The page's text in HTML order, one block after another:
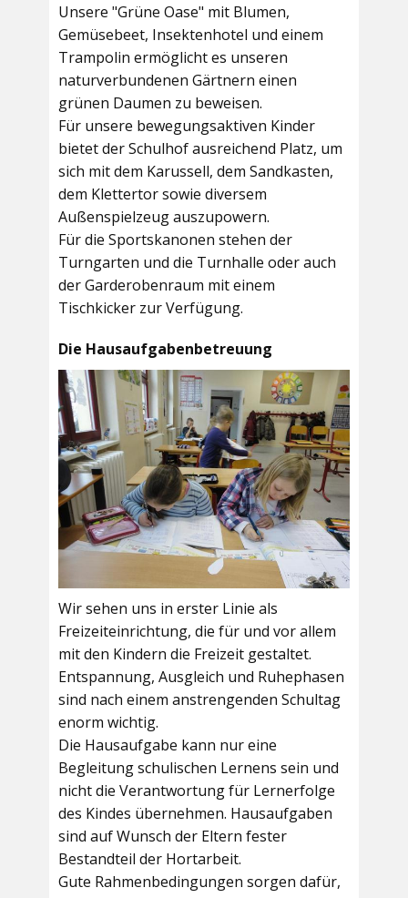
Unsere "Grüne Oase" mit Blumen,
Gemüsebeet, Insektenhotel und einem
Trampolin ermöglicht es unseren
naturverbundenen Gärtnern einen
grünen Daumen zu beweisen.
Für unsere bewegungsaktiven Kinder
bietet derSchulhofausreichend Platz, um
sich mit dem Karussell, dem Sandkasten,
dem Klettertor sowie diversem
Außenspielzeug auszupowern.
Für die Sportskanonen stehen der
Turngarten und die Turnhalle oder auch
derGarderobenraum mit einem
Tischkicker zur Verfügung.
Die Hausaufgabenbetreuung
Wir sehen uns in erster Linie als
Freizeiteinrichtung, die für und vor allem
mit den Kindern die Freizeit gestaltet.
Entspannung, Ausgleich und Ruhephasen
sind nach einem anstrengenden Schultag
enorm wichtig.
Die Hausaufgabe kann nur eine
Begleitung schulischen Lernens sein und
nicht die Verantwortung für Lernerfolge
des Kindes übernehmen. Hausaufgaben
sind auf Wunsch der Eltern fester
Bestandteil der Hortarbeit.
Gute Rahmenbedingungen sorgen dafür,